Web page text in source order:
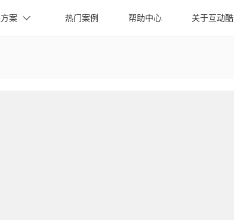
案 热门案例 帮助中心 关于互动酷